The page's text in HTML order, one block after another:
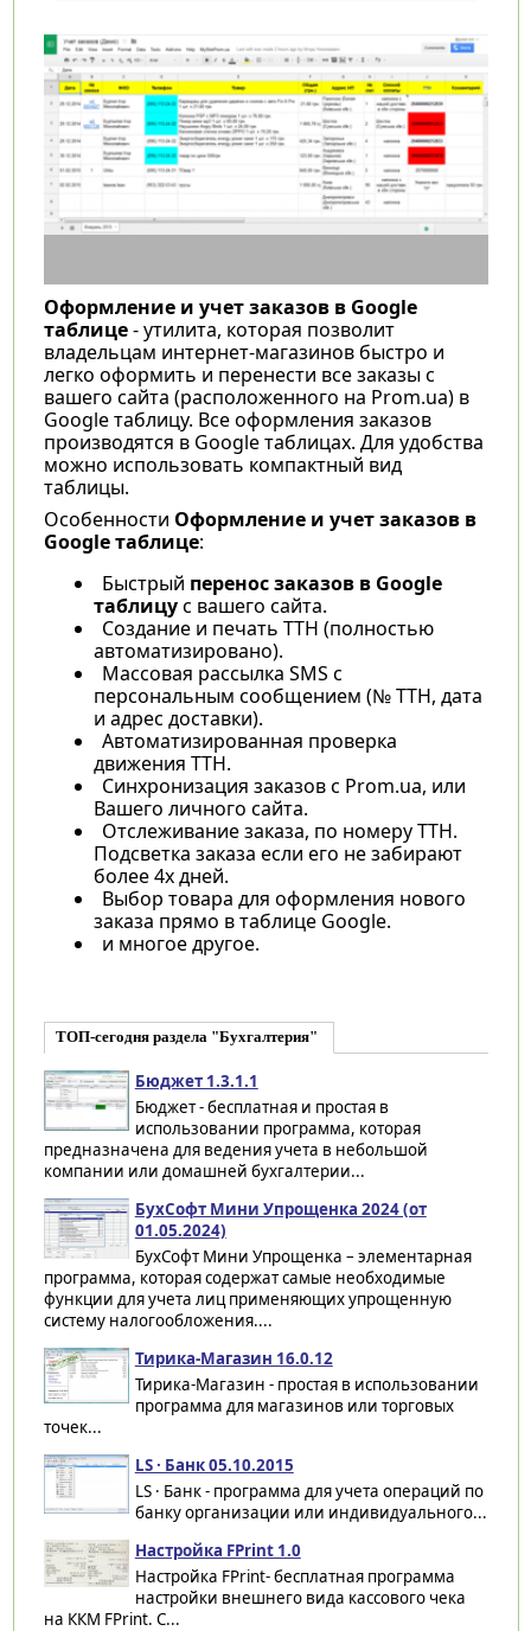
Оформление и учет заказов в Google
таблице- утилита, которая позволит
владельцам интернет-магазинов быстро и
легко оформить и перенести все заказы с
вашего сайта (расположенного на Prom.ua) в
Google таблицу. Все оформления заказов
производятся в Google таблицах. Для удобства
можно использовать компактный вид
таблицы.
Особенности Оформление и учет заказов в
Google таблице:
Быстрый перенос заказов в Google
таблицус вашего сайта.
Создание и печать ТТН (полностью
автоматизировано).
Массовая рассылка SMS с
персональным сообщением (№ ТТН, дата
и адрес доставки).
Автоматизированная проверка
движения ТТН.
Синхронизация заказов с Prom.ua, или
Вашего личного сайта.
Отслеживание заказа, по номеру ТТН.
Подсветка заказа если его не забирают
более 4х дней.
Выбор товара для оформления нового
заказа прямо в таблице Google.
и многое другое.
ТОП-сегодня раздела "Бухгалтерия"
Бюджет 1.3.1.1
Бюджет - бесплатная и простая в
использовании программа, которая
предназначена для ведения учета в небольшой
компании или домашней бухгалтерии...
БухСофт Мини Упрощенка 2024 (от
01.05.2024)
БухСофт Мини Упрощенка – элементарная
программа, которая содержат самые необходимые
функции для учета лиц применяющих упрощенную
систему налогообложения....
Тирика-Магазин 16.0.12
Тирика-Магазин - простая в использовании
программа для магазинов или торговых
точек...
LS · Банк 05.10.2015
LS · Банк - программа для учета операций по
банку организации или индивидуального...
Настройка FPrint 1.0
Настройка FPrint- бесплатная программа
настройки внешнего вида кассового чека
на ККМ FPrint. С...